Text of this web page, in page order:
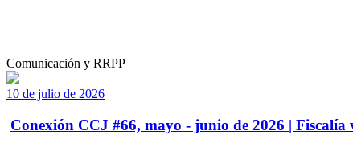
Comunicación y RRPP
10 de julio de 2026
Conexión CCJ #66, mayo - junio de 2026 |